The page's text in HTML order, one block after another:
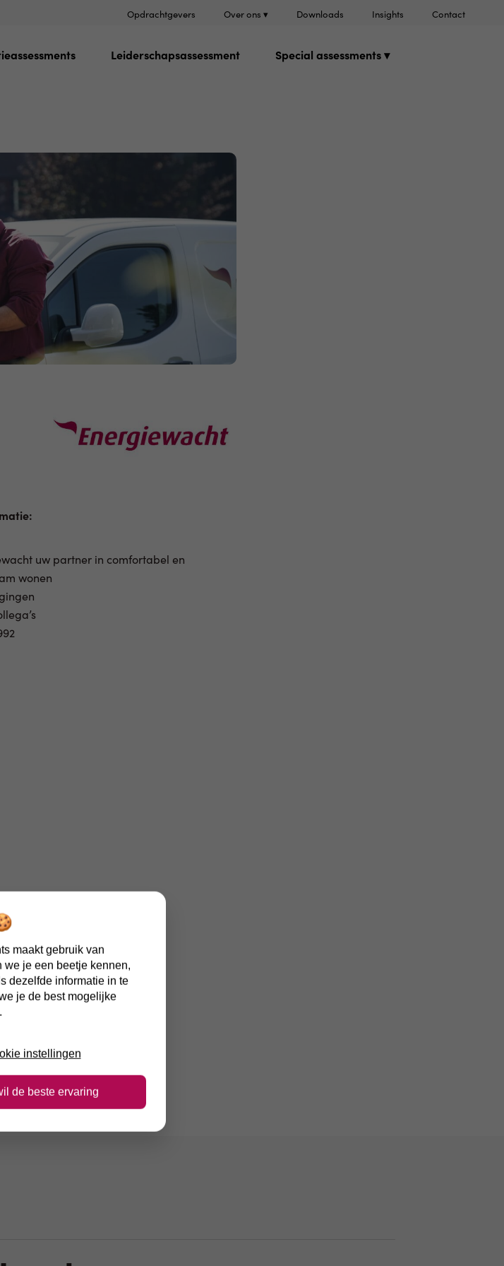
Opdrachtgevers Over ons ▾ Downloads Insights Contact
Leiderschapsassessment
Special assessments ▾
uw partner in comfortabel en
wonen
maakt gebruik van
we je een beetje kennen,
dezelfde informatie in te
je de best mogelijke
instellingen
de beste ervaring